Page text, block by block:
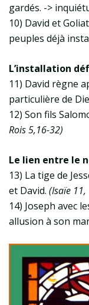
gardés. ->
10) David et
peuples déjà
L’installation
11) David règne
particulière de
12) Son fils
Rois 5,16-32)
Le lien entre le
13) La tige de
et David. (Isaïe 11,
14) Joseph avec
allusion à son